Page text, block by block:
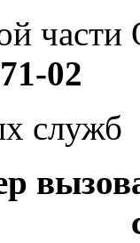
02
служб